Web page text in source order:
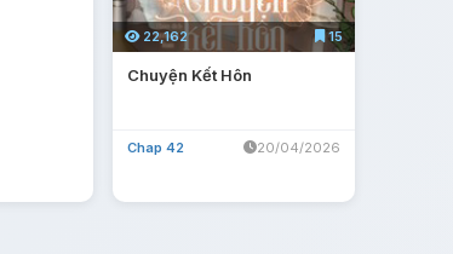
22,162 15
Chuyện Kết Hôn
Chap 42 20/04/2026